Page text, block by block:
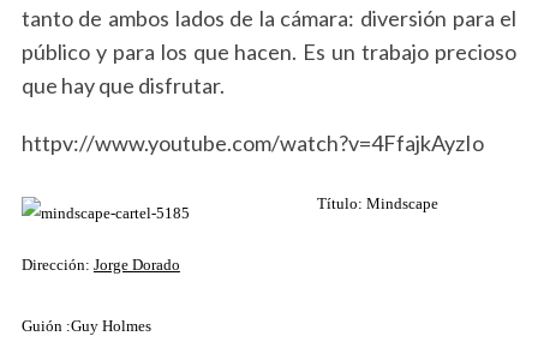
tanto de ambos lados de la cámara: diversión para el
público y para los que hacen. Es un trabajo precioso
que hay que disfrutar.
httpv://www.youtube.com/watch?v=4FfajkAyzIo
Título: Mindscape
Dirección: Jorge Dorado
Guión :Guy Holmes